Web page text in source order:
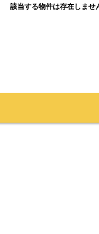
該当する物件は存在しませ